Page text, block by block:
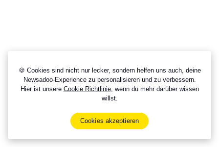
🍪 Cookies sind nicht nur lecker, sondern helfen uns auch, deine
Newsadoo-Experience zu personalisieren und zu verbessern.
Hier ist unsere Cookie Richtlinie, wenn du mehr darüber wissen
willst.
Cookies akzeptieren